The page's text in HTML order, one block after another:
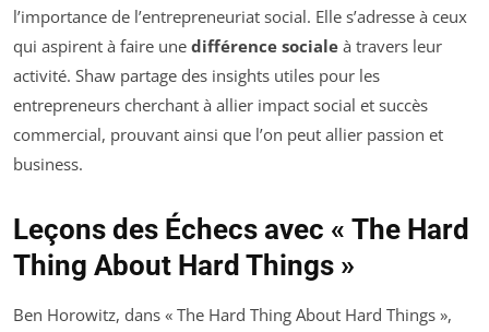
l’importance de l’entrepreneuriat social. Elle s’adresse à ceux
qui aspirent à faire une différence sociale à travers leur
activité. Shaw partage des insights utiles pour les
entrepreneurs cherchant à allier impact social et succès
commercial, prouvant ainsi que l’on peut allier passion et
business.
Leçons des Échecs avec « The Hard
Thing About Hard Things »
Ben Horowitz, dans « The Hard Thing About Hard Things »,